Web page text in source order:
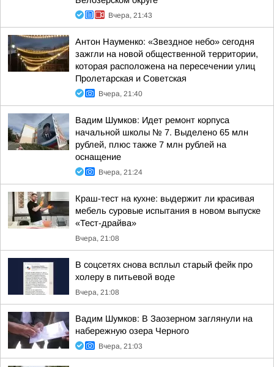
Вчера, 21:43
Антон Науменко: «Звездное небо» сегодня
зажгли на новой общественной территории,
которая расположена на пересечении улиц
Пролетарская и Советская
Вчера, 21:40
Вадим Шумков: Идет ремонт корпуса
начальной школы № 7. Выделено 65 млн
рублей, плюс также 7 млн рублей на
оснащение
Вчера, 21:24
Краш-тест на кухне: выдержит ли красивая
мебель суровые испытания в новом выпуске
«Тест-драйва»
Вчера, 21:08
В соцсетях снова всплыл старый фейк про
холеру в питьевой воде
Вчера, 21:08
Вадим Шумков: В Заозерном заглянули на
набережную озера Черного
Вчера, 21:03